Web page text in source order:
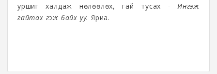
уршиг халдаж нөлөөлөх, гай тусах - Ингэж
гайтах гэж байх уу. Яриа.